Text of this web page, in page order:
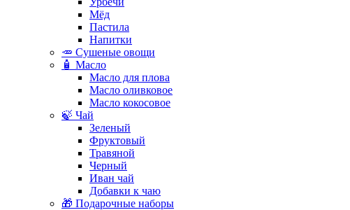
Мёд
Пастила
Напитки
🥕 Сушеные овощи
🧴 Масло
Масло для плова
Масло оливковое
Масло кокосовое
🍃 Чай
Зеленый
Фруктовый
Травяной
Черный
Иван чай
Добавки к чаю
🎁 Подарочные наборы